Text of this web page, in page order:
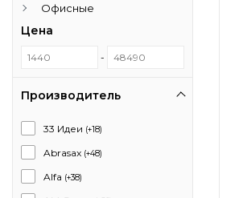
Офисные
Цена
-
Производитель
33 Идеи (+18)
Abrasax (+48)
Alfa (+38)